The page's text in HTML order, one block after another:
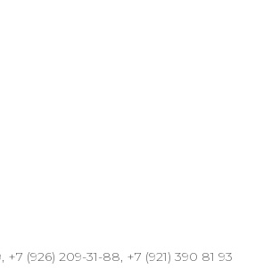
+7 (926) 209-31-88, +7 (921) 390 81 93